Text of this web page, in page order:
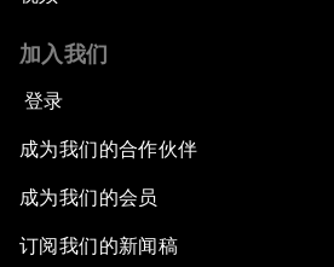
加入我们
登录
成为我们的合作伙伴
成为我们的会员
订阅我们的新闻稿